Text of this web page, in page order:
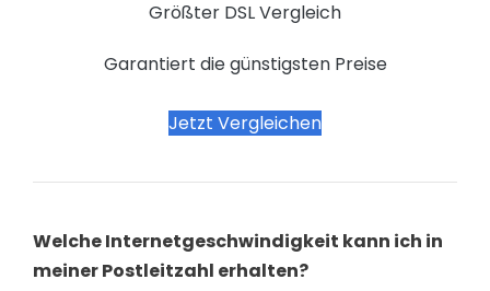
Größter DSL Vergleich
Garantiert die günstigsten Preise
Jetzt Vergleichen
Welche Internetgeschwindigkeit kann ich in
meiner Postleitzahl erhalten?